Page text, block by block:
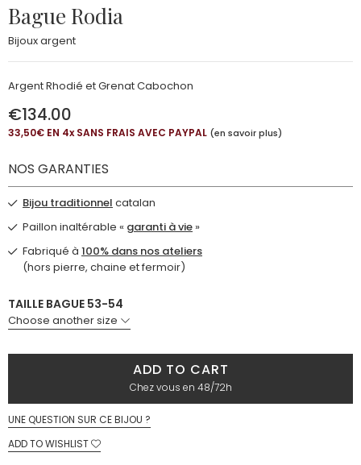
Bague Rodia
Bijoux argent
Argent Rhodié et Grenat Cabochon
€134.00
33,50€ EN 4xSANS FRAIS AVEC PAYPAL (en savoir plus)
NOS GARANTIES
Bijou traditionnel catalan
Paillon inaltérable « garanti à vie »
Fabriqué à 100% dans nos ateliers
(hors pierre, chaine et fermoir)
TAILLE BAGUE 53-54
Choose another size
ADD TO CART
Chez vous en 48/72h
UNE QUESTION SUR CE BIJOU ?
ADD TO WISHLIST